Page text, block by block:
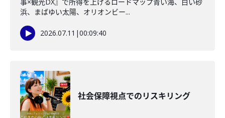
浜、まばゆい太陽、オリオンビー...
2026.07.11 |00:09:40
社会保障視点でのリスキリング